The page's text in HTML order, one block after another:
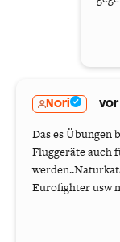
Nori vor
Das es Übungen
Fluggeräte auch
Eurofighter usw